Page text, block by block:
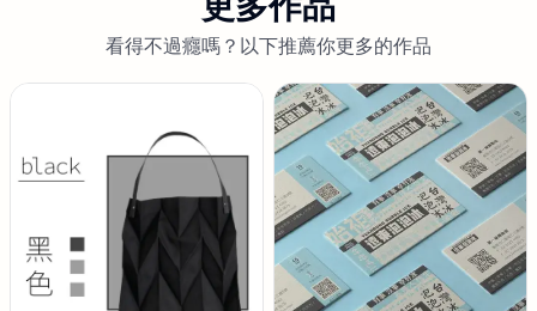
看得不過癮嗎？以下推薦你更多的作品